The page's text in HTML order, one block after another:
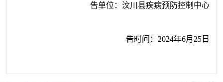
告单位 ： 汶川县疾病预防控制中心
告时间 ： 2024年6月25日